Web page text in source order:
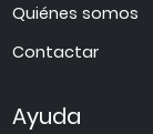
Quiénes somos
Contactar
Ayuda